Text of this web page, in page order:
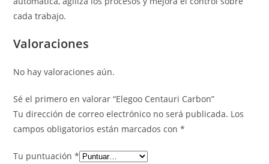
cada trabajo.
Valoraciones
No hay valoraciones aún.
Sé el primero en valorar “Elegoo Centauri Carbon”
Tu dirección de correo electrónico no será publicada. Los
campos obligatorios están marcados con*
Tu puntuación*